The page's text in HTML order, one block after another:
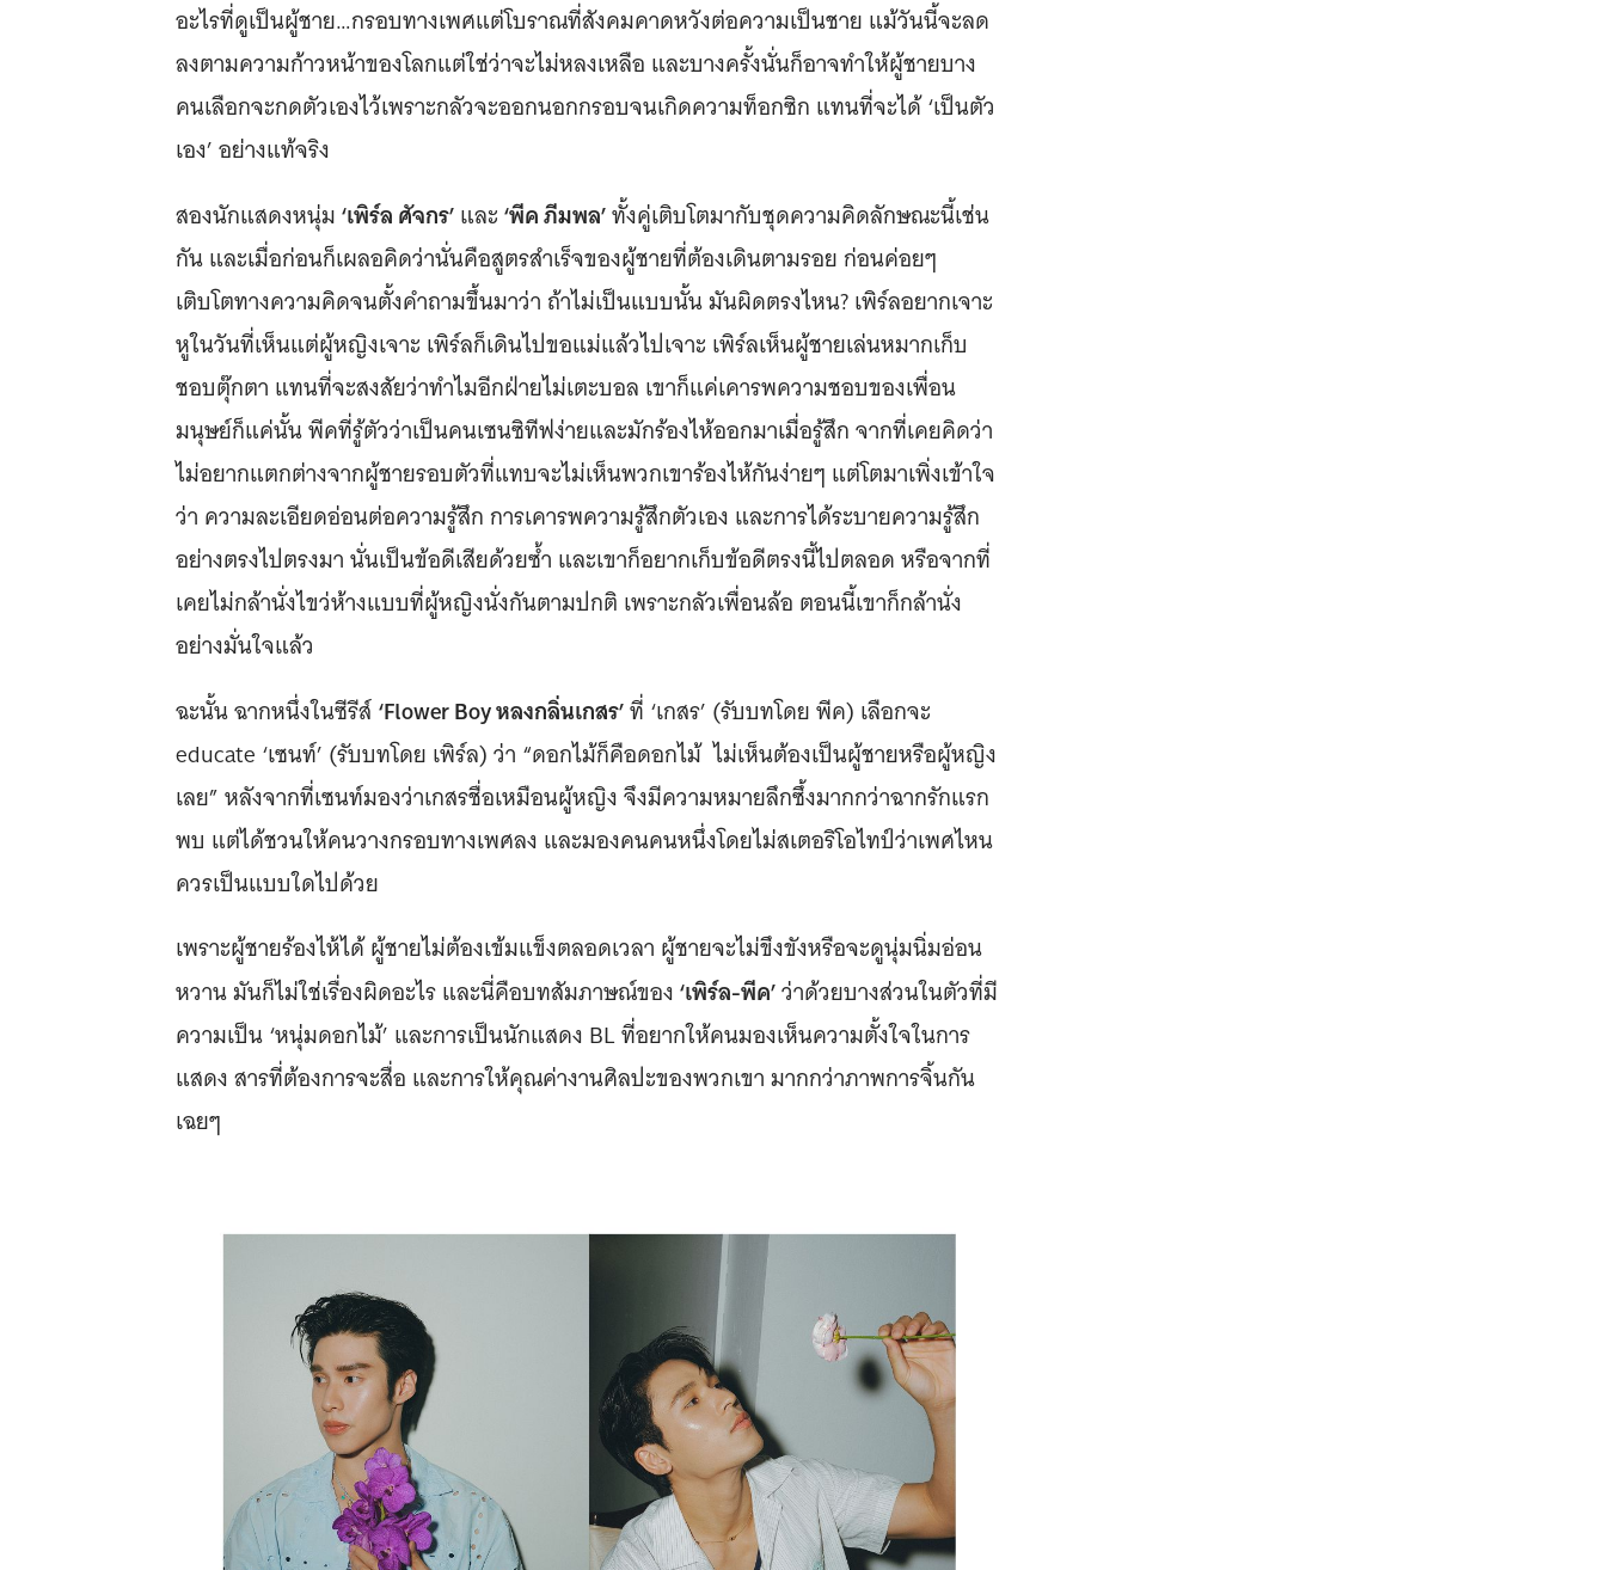
อะไรที่ดูเป็นผู้ชาย…กรอบทางเพศแต่โบราณที่สังคมคาดหวังต่อความเป็นชาย แม้วันนี้จะลด
ลงตามความก้าวหน้าของโลกแต่ใช่ว่าจะไม่หลงเหลือ และบางครั้งนั่นก็อาจทำให้ผู้ชายบาง
คนเลือกจะกดตัวเองไว้เพราะกลัวจะออกนอกกรอบจนเกิดความท็อกซิก แทนที่จะได้ ‘เป็นตัว
เอง’ อย่างแท้จริง
สองนักแสดงหนุ่ม‘เพิร์ล ศัจกร’และ‘พีค ภีมพล’ทั้งคู่เติบโตมากับชุดความคิดลักษณะนี้เช่น
กัน และเมื่อก่อนก็เผลอคิดว่านั่นคือสูตรสำเร็จของผู้ชายที่ต้องเดินตามรอย ก่อนค่อยๆ
เติบโตทางความคิดจนตั้งคำถามขึ้นมาว่า ถ้าไม่เป็นแบบนั้น มันผิดตรงไหน? เพิร์ลอยากเจาะ
หูในวันที่เห็นแต่ผู้หญิงเจาะ เพิร์ลก็เดินไปขอแม่แล้วไปเจาะ เพิร์ลเห็นผู้ชายเล่นหมากเก็บ
ชอบตุ๊กตา แทนที่จะสงสัยว่าทำไมอีกฝ่ายไม่เตะบอล เขาก็แค่เคารพความชอบของเพื่อน
มนุษย์ก็แค่นั้น พีคที่รู้ตัวว่าเป็นคนเซนซิทีฟง่ายและมักร้องไห้ออกมาเมื่อรู้สึก จากที่เคยคิดว่า
ไม่อยากแตกต่างจากผู้ชายรอบตัวที่แทบจะไม่เห็นพวกเขาร้องไห้กันง่ายๆ แต่โตมาเพิ่งเข้าใจ
ว่า ความละเอียดอ่อนต่อความรู้สึก การเคารพความรู้สึกตัวเอง และการได้ระบายความรู้สึก
อย่างตรงไปตรงมา นั่นเป็นข้อดีเสียด้วยซ้ำ และเขาก็อยากเก็บข้อดีตรงนี้ไปตลอด หรือจากที่
เคยไม่กล้านั่งไขว่ห้างแบบที่ผู้หญิงนั่งกันตามปกติ เพราะกลัวเพื่อนล้อ ตอนนี้เขาก็กล้านั่ง
อย่างมั่นใจแล้ว
ฉะนั้น ฉากหนึ่งในซีรีส์‘Flower Boy หลงกลิ่นเกสร’ที่ ‘เกสร’ (รับบทโดย พีค) เลือกจะ
educate ‘เซนท์’ (รับบทโดย เพิร์ล) ว่า “ดอกไม้ก็คือดอกไม้ ไม่เห็นต้องเป็นผู้ชายหรือผู้หญิง
เลย” หลังจากที่เซนท์มองว่าเกสรชื่อเหมือนผู้หญิง จึงมีความหมายลึกซึ้งมากกว่าฉากรักแรก
พบ แต่ได้ชวนให้คนวางกรอบทางเพศลง และมองคนคนหนึ่งโดยไม่สเตอริโอไทป์ว่าเพศไหน
ควรเป็นแบบใดไปด้วย
เพราะผู้ชายร้องไห้ได้ ผู้ชายไม่ต้องเข้มแข็งตลอดเวลา ผู้ชายจะไม่ขึงขังหรือจะดูนุ่มนิ่มอ่อน
หวาน มันก็ไม่ใช่เรื่องผิดอะไร และนี่คือบทสัมภาษณ์ของ‘เพิร์ล-พีค’ว่าด้วยบางส่วนในตัวที่มี
ความเป็น ‘หนุ่มดอกไม้’ และการเป็นนักแสดง BL ที่อยากให้คนมองเห็นความตั้งใจในการ
แสดง สารที่ต้องการจะสื่อ และการให้คุณค่างานศิลปะของพวกเขา มากกว่าภาพการจิ้นกัน
เฉยๆ